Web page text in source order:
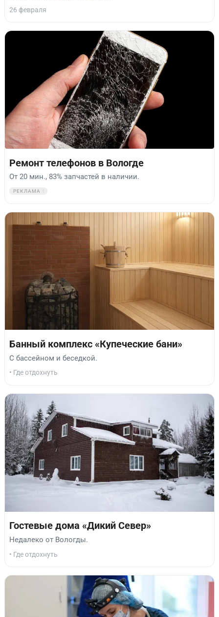
26 февраля
Ремонт телефонов в Вологде
От 20 мин., 83% запчастей в наличии.
РЕКЛАМА
Банный комплекс «Купеческие бани»
С бассейном и беседкой.
• Где отдохнуть
Гостевые дома «Дикий Север»
Недалеко от Вологды.
• Где отдохнуть